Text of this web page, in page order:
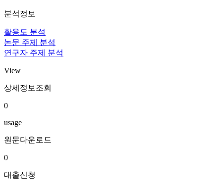
분석정보
활용도 분석
논문 주제 분석
연구자 주제 분석
View
상세정보조회
0
usage
원문다운로드
0
대출신청